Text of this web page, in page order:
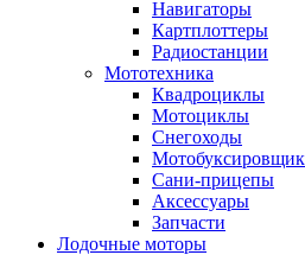
Навигаторы
Картплоттеры
Радиостанции
Мототехника
Квадроциклы
Мотоциклы
Снегоходы
Сани-прицепы
Аксессуары
Запчасти
Лодочные моторы